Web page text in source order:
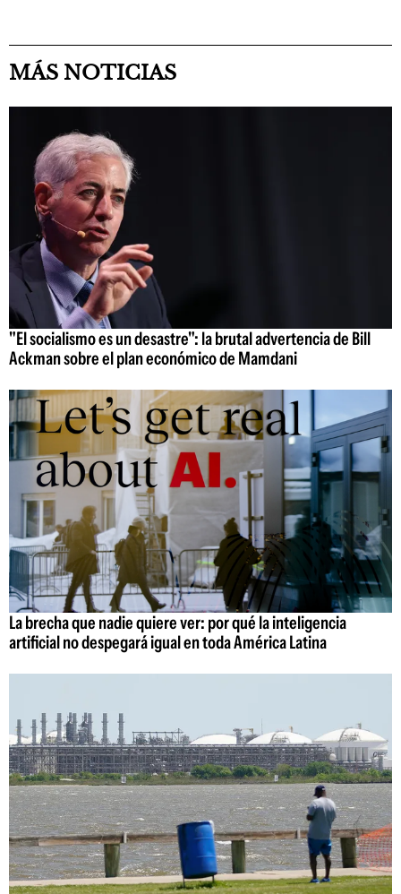
MÁS NOTICIAS
"El socialismo es un desastre": la brutal advertencia de Bill
Ackman sobre el plan económico de Mamdani
La brecha que nadie quiere ver: por qué la inteligencia
artificial no despegará igual en toda América Latina